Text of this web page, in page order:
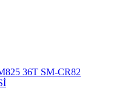
36T SM-CR82